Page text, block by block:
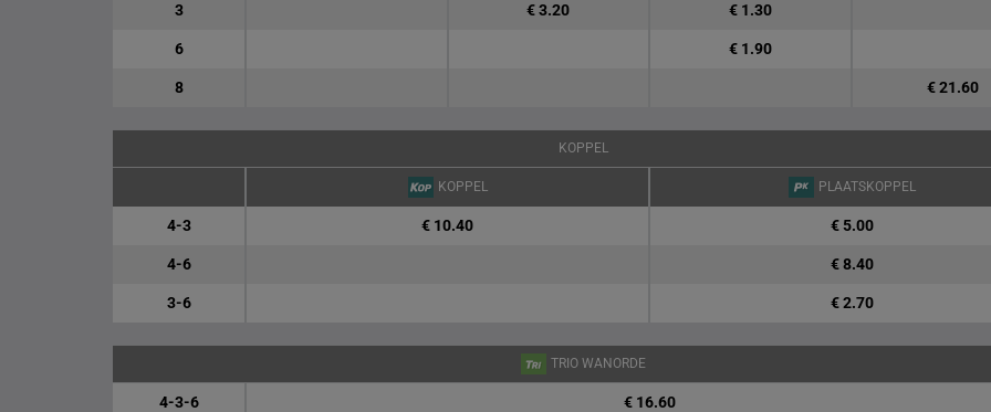
3 € 3.20 € 1.30
6 € 1.90
8 € 21.60
KOPPEL
KOPPEL PLAATSKOPPEL
4-3 € 10.40 € 5.00
4-6 € 8.40
3-6 € 2.70
TRIO WANORDE
4-3-6 € 16.60